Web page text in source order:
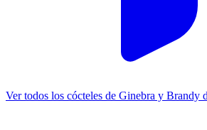
Ver todos los cócteles de Ginebra y Brandy